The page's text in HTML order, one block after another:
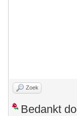
Zoek
Bedankt